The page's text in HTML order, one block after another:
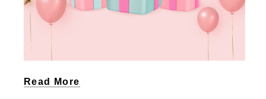
Read More